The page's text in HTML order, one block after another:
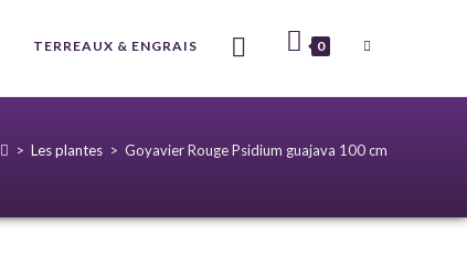
TERREAUX & ENGRAIS 0
> Les plantes > Goyavier Rouge Psidium guajava 100 cm